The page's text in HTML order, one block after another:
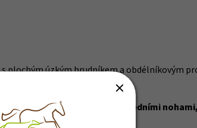
plochým úzkým hrudníkem a obdélníkovým
spojených popruhů mezi předními nohami,